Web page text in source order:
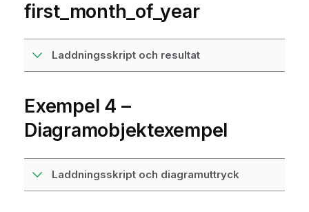
first_month_of_year
Laddningsskript och resultat
Exempel 4 –
Diagramobjektexempel
Laddningsskript och diagramuttryck